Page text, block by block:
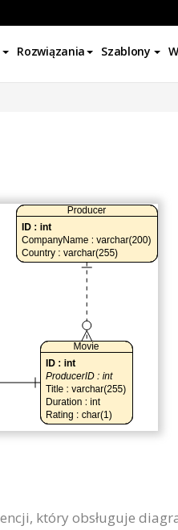
Rozwiązania Szablony
który obsługuje